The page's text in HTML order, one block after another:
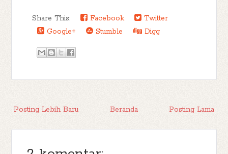
Share This: Facebook
Twitter
Google+
Stumble Digg
Posting Lebih Baru Posting Lama
Beranda